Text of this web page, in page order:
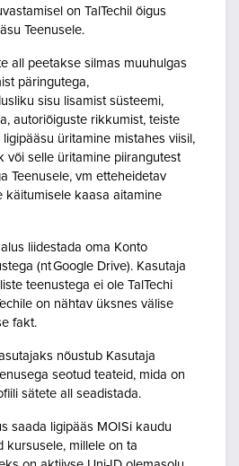
on TalTechil õigus
Teenusele.
all peetakse silmas muuhulgas
päringutega,
sisu lisamist süsteemi,
autoriõiguste rikkumist, teiste
üritamine mistahes viisil,
või selle üritamine piirangutest
Teenusele, vm etteheidetav
käitumisele kaasa aitamine
liidestada oma Konto
(nt Google Drive). Kasutaja
teenustega ei ole TalTechi
on nähtav üksnes välise
fakt.
nõustub Kasutaja
seotud teateid, mida on
sätete all seadistada.
saada ligipääs MOISi kaudu
kursusele, millele on ta